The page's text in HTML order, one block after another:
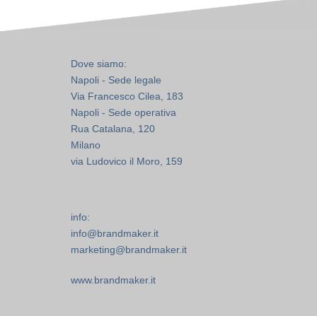
Dove siamo:
Napoli - Sede legale
Via Francesco Cilea, 183
Napoli - Sede operativa
Rua Catalana, 120
Milano
via Ludovico il Moro, 159
info:
info@brandmaker.it
marketing@brandmaker.it
www.brandmaker.it